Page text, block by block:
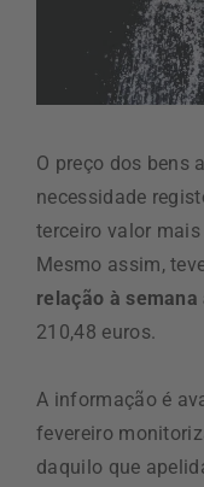
O preço dos bens
necessidade
terceiro valor
Mesmo assim,
relação à
210,48 euros.
A informação é
fevereiro
daquilo que